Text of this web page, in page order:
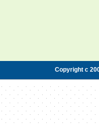
Copyright c